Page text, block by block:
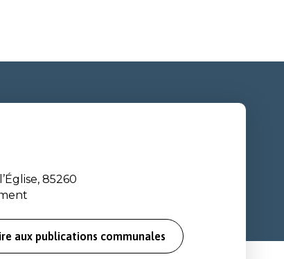
85260
aux publications communales